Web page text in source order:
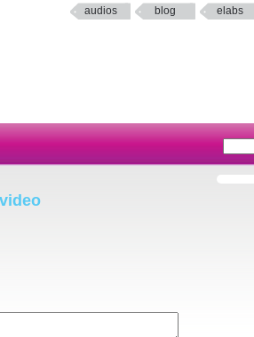
audios blog elabs